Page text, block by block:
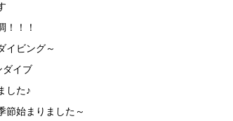
！！！
イビング～
ダイブ
した♪
節始まりました～
発生する可能性があります。さらに、
発生する場合があります。またホエー
有者及び船長に対して損害賠償を請求